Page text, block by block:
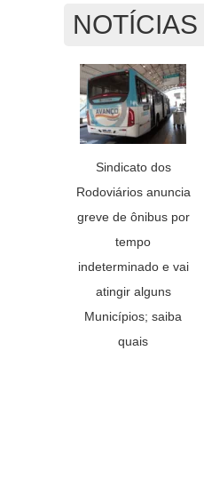
Sindicato dos
Rodoviários anuncia
greve de ônibus por
tempo
indeterminado e vai
atingir alguns
Municípios; saiba
quais